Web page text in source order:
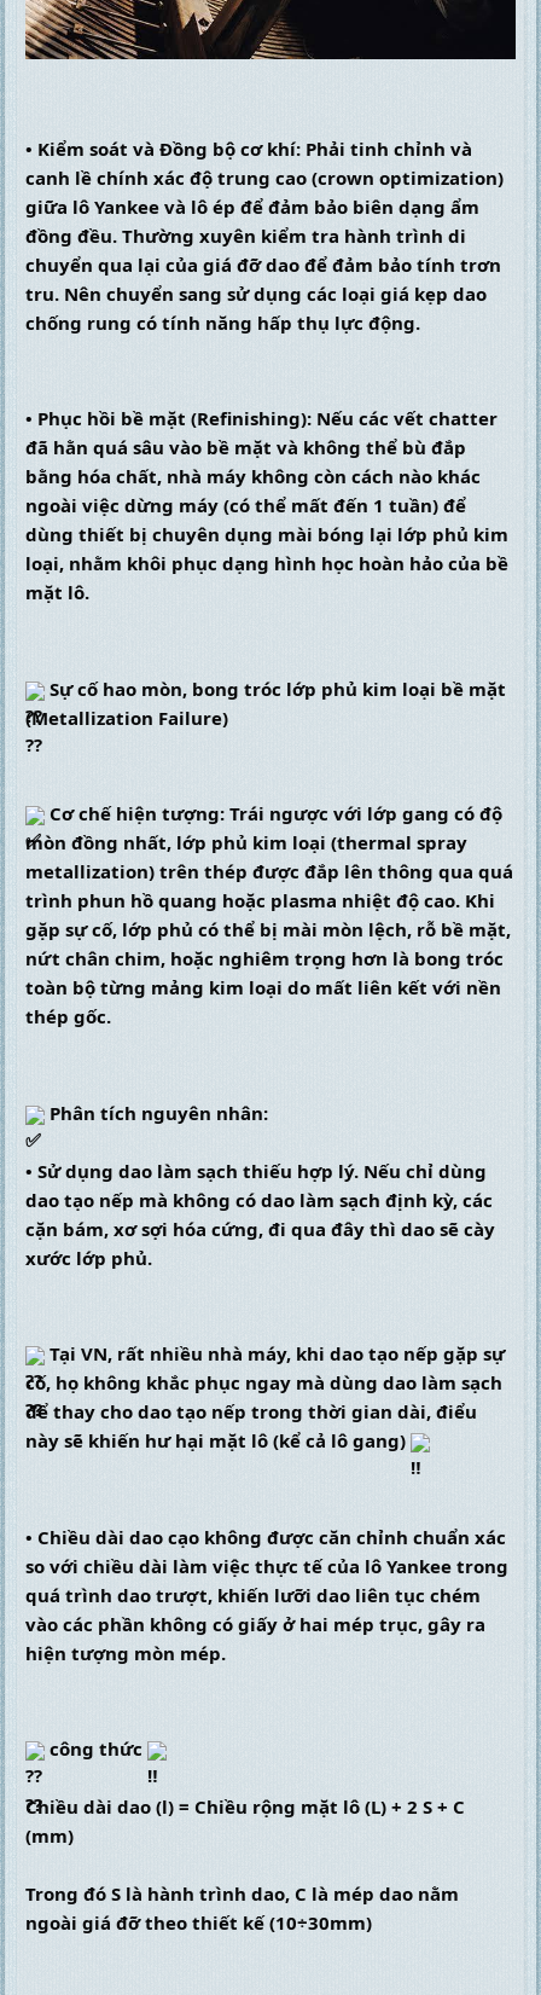
• Kiểm soát và Đồng bộ cơ khí: Phải tinh chỉnh và
canh lề chính xác độ trung cao (crown optimization)
giữa lô Yankee và lô ép để đảm bảo biên dạng ẩm
đồng đều. Thường xuyên kiểm tra hành trình di
chuyển qua lại của giá đỡ dao để đảm bảo tính trơn
tru. Nên chuyển sang sử dụng các loại giá kẹp dao
chống rung có tính năng hấp thụ lực động.
• Phục hồi bề mặt (Refinishing): Nếu các vết chatter
đã hằn quá sâu vào bề mặt và không thể bù đắp
bằng hóa chất, nhà máy không còn cách nào khác
ngoài việc dừng máy (có thể mất đến 1 tuần) để
dùng thiết bị chuyên dụng mài bóng lại lớp phủ kim
loại, nhằm khôi phục dạng hình học hoàn hảo của bề
mặt lô.
Sự cố hao mòn, bong tróc lớp phủ kim loại bề mặt
(Metallization Failure)
Cơ chế hiện tượng: Trái ngược với lớp gang có độ
mòn đồng nhất, lớp phủ kim loại (thermal spray
metallization) trên thép được đắp lên thông qua quá
trình phun hồ quang hoặc plasma nhiệt độ cao. Khi
gặp sự cố, lớp phủ có thể bị mài mòn lệch, rỗ bề mặt,
nứt chân chim, hoặc nghiêm trọng hơn là bong tróc
toàn bộ từng mảng kim loại do mất liên kết với nền
thép gốc.
Phân tích nguyên nhân:
• Sử dụng dao làm sạch thiếu hợp lý. Nếu chỉ dùng
dao tạo nếp mà không có dao làm sạch định kỳ, các
cặn bám, xơ sợi hóa cứng, đi qua đây thì dao sẽ cày
xước lớp phủ.
Tại VN, rất nhiều nhà máy, khi dao tạo nếp gặp sự
cố, họ không khắc phục ngay mà dùng dao làm sạch
để thay cho dao tạo nếp trong thời gian dài, điểu
này sẽ khiến hư hại mặt lô (kể cả lô gang)
• Chiều dài dao cạo không được căn chỉnh chuẩn xác
so với chiều dài làm việc thực tế của lô Yankee trong
quá trình dao trượt, khiến lưỡi dao liên tục chém
vào các phần không có giấy ở hai mép trục, gây ra
hiện tượng mòn mép.
công thức
Chiều dài dao (l) = Chiều rộng mặt lô (L) + 2 S + C
(mm)
Trong đó S là hành trình dao, C là mép dao nằm
ngoài giá đỡ theo thiết kế (10÷30mm)